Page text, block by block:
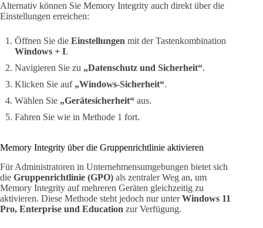
Alternativ können Sie Memory Integrity auch direkt über die
Einstellungen erreichen:
Öffnen Sie die Einstellungen mit der Tastenkombination
Windows + I.
Navigieren Sie zu „Datenschutz und Sicherheit“.
Klicken Sie auf „Windows-Sicherheit“.
Wählen Sie „Gerätesicherheit“ aus.
Fahren Sie wie in Methode 1 fort.
Memory Integrity über die Gruppenrichtlinie aktivieren
Für Administratoren in Unternehmensumgebungen bietet sich
die Gruppenrichtlinie (GPO) als zentraler Weg an, um
Memory Integrity auf mehreren Geräten gleichzeitig zu
aktivieren. Diese Methode steht jedoch nur unterWindows 11
Pro, Enterprise und Education zur Verfügung.